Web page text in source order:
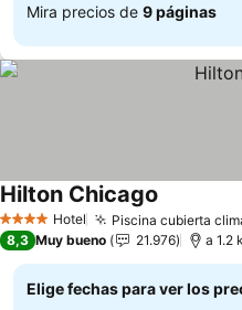
Mira precios de 9 páginas
4 EstrellasHotel Piscina cubierta
Hilton Chicago
8,3 Muy bueno 21.976 a 1.2
Elige fechas para ver los